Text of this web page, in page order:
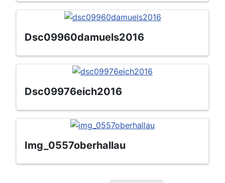
dsc09960damuels2016
dsc09976eich2016
img_0557oberhallau